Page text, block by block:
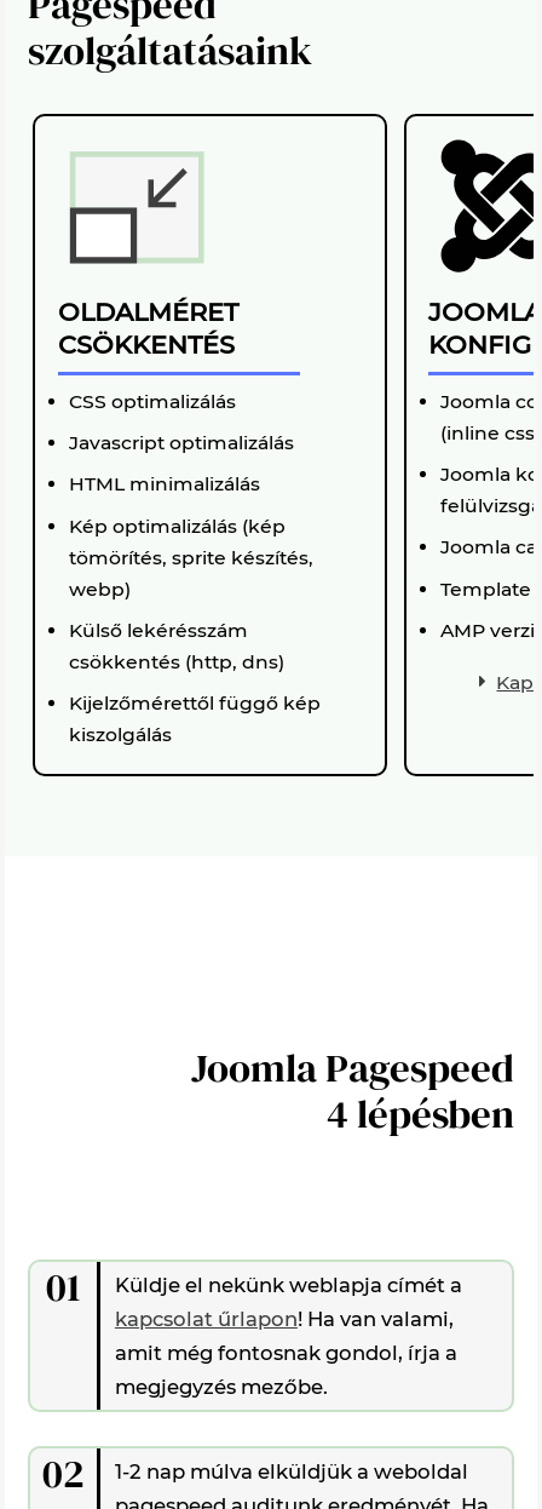
szolgáltatásaink
OLDALMÉRET
CSÖKKENTÉS
CSS optimalizálás
Javascript optimalizálás
HTML minimalizálás
Kép optimalizálás (kép
tömörítés, sprite készítés,
webp)
Külső lekérésszám
csökkentés (http, dns)
Kijelzőmérettől függő kép
kiszolgálás
JOOMLA
Joomla
(inline
Joomla
Joomla
Template
AMP
Joomla Pagespeed
4 lépésben
01
Küldje el nekünk weblapja címét a
kapcsolat űrlapon! Ha van valami,
amit még fontosnak gondol, írja a
megjegyzés mezőbe.
02
1-2 nap múlva elküldjük a weboldal